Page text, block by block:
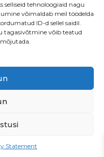
selliseid tehnoloogiaid nagu
võimaldab meil töödelda
ID-d sellel saidil.
tagasivõtmine võib teatud
Statement
ETTEPANEKUD